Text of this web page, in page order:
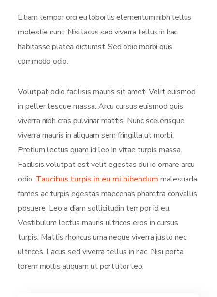
Etiam tempor orci eu lobortis elementum nibh tellus
molestie nunc. Nisi lacus sed viverra tellus in hac
habitasse platea dictumst. Sed odio morbi quis
commodo odio.
Volutpat odio facilisis mauris sit amet. Velit euismod
in pellentesque massa. Arcu cursus euismod quis
viverra nibh cras pulvinar mattis. Nunc scelerisque
viverra mauris in aliquam sem fringilla ut morbi.
Pretium lectus quam id leo in vitae turpis massa.
Facilisis volutpat est velit egestas dui id ornare arcu
odio. Taucibus turpis in eu mi bibendum malesuada
fames ac turpis egestas maecenas pharetra convallis
posuere. Leo a diam sollicitudin tempor id eu.
Vestibulum lectus mauris ultrices eros in cursus
turpis. Mattis rhoncus urna neque viverra justo nec
ultrices. Lacus sed viverra tellus in hac. Nisi porta
lorem mollis aliquam ut porttitor leo.